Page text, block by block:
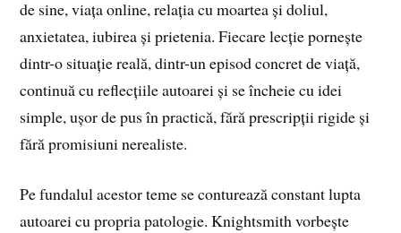
de sine, viața online, relația cu moartea și doliul,
anxietatea, iubirea și prietenia. Fiecare lecție pornește
dintr-o situație reală, dintr-un episod concret de viață,
continuă cu reflecțiile autoarei și se încheie cu idei
simple, ușor de pus în practică, fără prescripții rigide și
fără promisiuni nerealiste.
Pe fundalul acestor teme se conturează constant lupta
autoarei cu propria patologie. Knightsmith vorbește